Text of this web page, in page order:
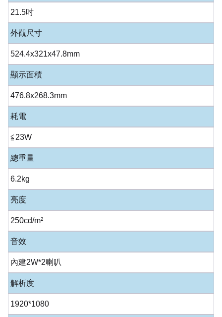
21.5吋
外觀尺寸
524.4x321x47.8mm
顯示面積
476.8x268.3mm
耗電
≦23W
總重量
6.2kg
亮度
250cd/m²
音效
內建2W*2喇叭
解析度
1920*1080